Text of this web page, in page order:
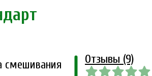
смешивания
Отзывы (9)